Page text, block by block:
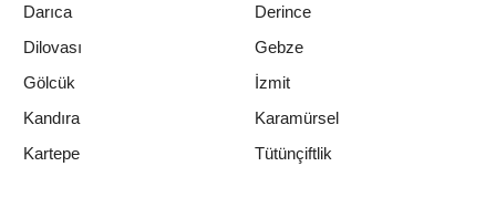
Darıca
Derince
Dilovası
Gebze
Gölcük
İzmit
Kandıra
Karamürsel
Kartepe
Tütünçiftlik